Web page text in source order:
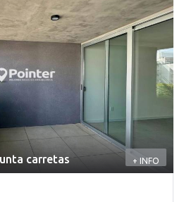
carretas + INFO